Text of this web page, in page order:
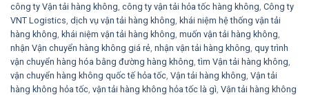
công ty Vận tải hàng không công ty vận tải hỏa tốc hàng không Công ty
VNT Logistics dịch vụ vận tải hàng không khái niệm hệ thống vận tải
hàng không khái niệm vận tải hàng không muốn vận tải hàng không
nhận Vận chuyển hàng không giá rẻ nhận vận tải hàng không quy trình
vận chuyển hàng hóa bằng đường hàng không ,tìm Vận tải hàng không
vận chuyển hàng không quốc tế hỏa tốc Vận tải hàng không Vận tải
hàng không hỏa tốc vận tải hàng không hỏa tốc là gì Vận tải hàng không